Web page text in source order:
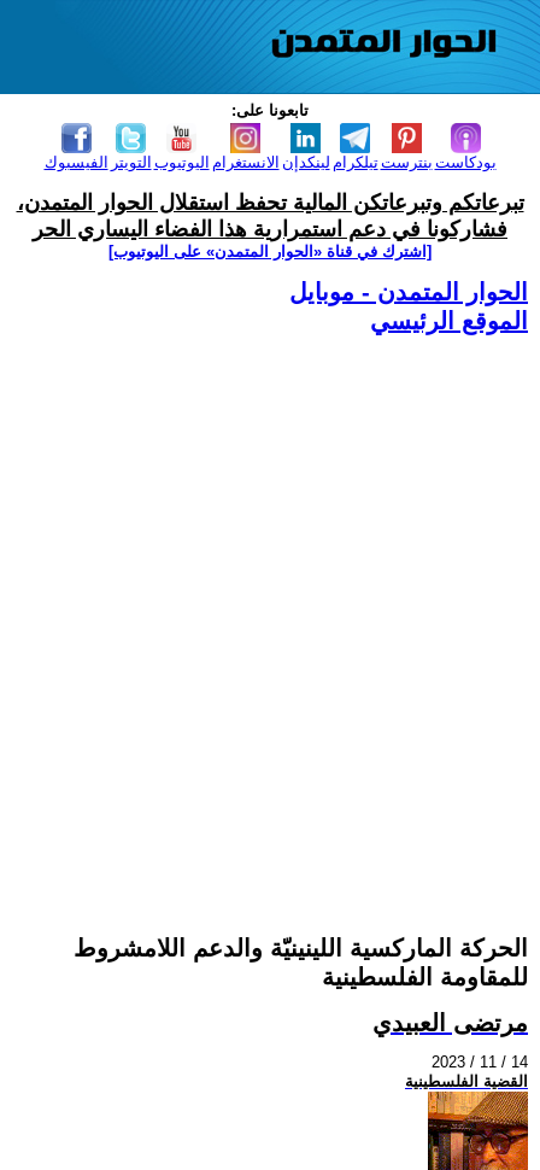
تابعونا على:
الفيسبوك التويتر اليوتيوب الانستغرام لينكدإن تيلكرامبنترست بودكاست
تبرعاتكم وتبرعاتكن المالية تحفظ استقلال الحوار المتمدن،
فشاركونا في دعم استمرارية هذا الفضاء اليساري الحر
[اشترك في قناة ‫«الحوار المتمدن» على اليوتيوب]
الحوار المتمدن - موبايل
الموقع الرئيسي
الحركة الماركسية اللينينيّة والدعم اللامشروط
للمقاومة الفلسطينية
مرتضى العبيدي
2023 / 11 / 14
القضية الفلسطينية